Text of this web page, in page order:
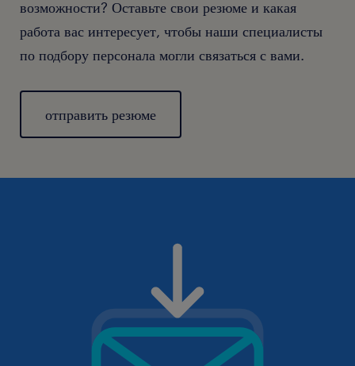
возможности? Оставьте свои резюме и какая
работа вас интересует, чтобы наши специалисты
по подбору персонала могли связаться с вами.
отправить резюме